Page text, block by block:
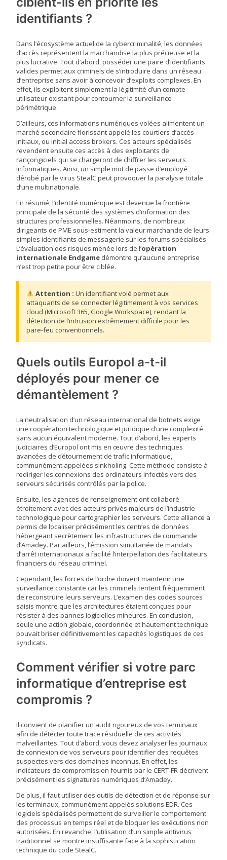
identifiants ?
Dans l’écosystème actuel de la cybercriminalité, les données
d’accès représentent la marchandise la plus précieuse et la
plus lucrative. Tout d’abord, posséder une paire d’identifiants
valides permet aux criminels de s’introduire dans un réseau
d’entreprise sans avoir à concevoir d’exploits complexes. En
effet, ils exploitent simplement la légitimité d’un compte
utilisateur existant pour contourner la surveillance
périmétrique.
D’ailleurs, ces informations numériques volées alimentent un
marché secondaire florissant appelé les courtiers d’accès
initiaux, ou initial access brokers. Ces acteurs spécialisés
revendent ensuite ces accès à des exploitants de
rançongiciels qui se chargeront de chiffrer les serveurs
informatiques. Ainsi, un simple mot de passe d’employé
dérobé par le virus StealC peut provoquer la paralysie totale
d’une multinationale.
En résumé, l’identité numérique est devenue la frontière
principale de la sécurité des systèmes d’information des
structures professionnelles. Néanmoins, de nombreux
dirigeants de PME sous-estiment la valeur marchande de leurs
simples identifiants de messagerie sur les forums spécialisés.
L’évaluation des risques menée lors de l’opération
internationale Endgame démontre qu’aucune entreprise
n’est trop petite pour être ciblée.
Attention : Un identifiant volé permet aux
attaquants de se connecter légitimement à vos services
cloud (Microsoft 365, Google Workspace), rendant la
détection de l’intrusion extrêmement difficile pour les
pare-feu conventionnels.
Quels outils Europol a-t-il
déployés pour mener ce
démantèlement ?
La neutralisation d’un réseau international de botnets exige
une coopération technologique et juridique d’une complexité
sans aucun équivalent moderne. Tout d’abord, les experts
judiciaires d’Europol ont mis en œuvre des techniques
avancées de détournement de trafic informatique,
communément appelées sinkholing. Cette méthode consiste à
rediriger les connexions des ordinateurs infectés vers des
serveurs sécurisés contrôlés par la police.
Ensuite, les agences de renseignement ont collaboré
étroitement avec des acteurs privés majeurs de l’industrie
technologique pour cartographier les serveurs. Cette alliance a
permis de localiser précisément les centres de données
hébergeant secrètement les infrastructures de commande
d’Amadey. Par ailleurs, l’émission simultanée de mandats
d’arrêt internationaux a facilité l’interpellation des facilitateurs
financiers du réseau criminel.
Cependant, les forces de l’ordre doivent maintenir une
surveillance constante car les criminels tentent fréquemment
de reconstruire leurs serveurs. L’examen des codes sources
saisis montre que les architectures étaient conçues pour
résister à des pannes logicielles mineures. En conclusion,
seule une action globale, coordonnée et hautement technique
pouvait briser définitivement les capacités logistiques de ces
syndicats.
Comment vérifier si votre parc
informatique d’entreprise est
compromis ?
Il convient de planifier un audit rigoureux de vos terminaux
afin de détecter toute trace résiduelle de ces activités
malveillantes. Tout d’abord, vous devez analyser les journaux
de connexion de vos serveurs pour identifier des requêtes
suspectes vers des domaines inconnus. En effet, les
indicateurs de compromission fournis par le CERT-FR décrivent
précisément les signatures numériques d’Amadey.
De plus, il faut utiliser des outils de détection et de réponse sur
les terminaux, communément appelés solutions EDR. Ces
logiciels spécialisés permettent de surveiller le comportement
des processus en temps réel et de bloquer les exécutions non
autorisées. En revanche, l’utilisation d’un simple antivirus
traditionnel se montre insuffisante face à la sophistication
technique du code StealC.